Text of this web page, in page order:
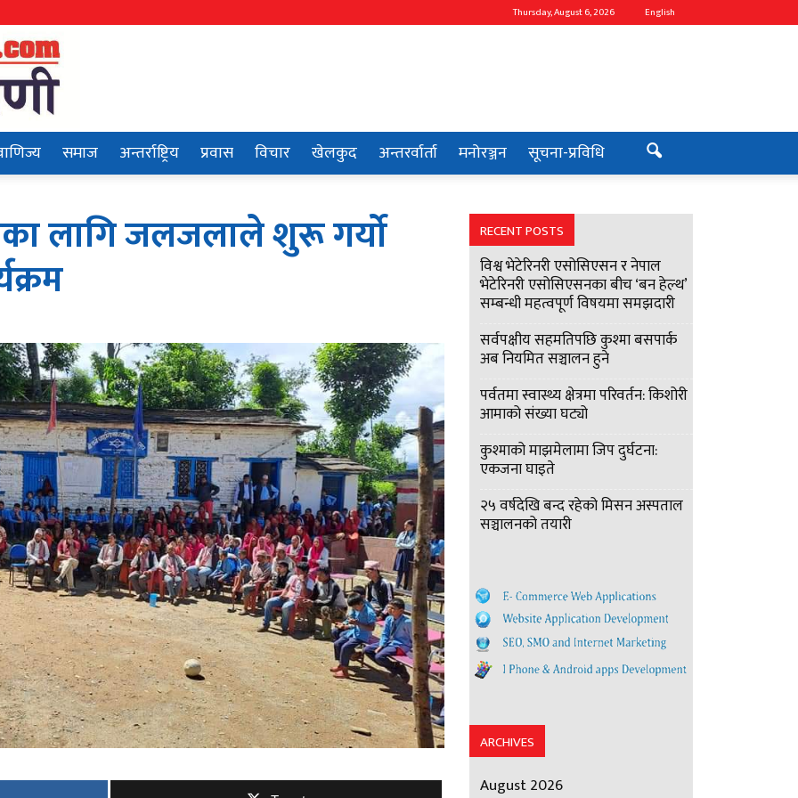
Thursday, August 6, 2026 English
समाज अन्तर्राष्ट्रिय प्रवास विचार खेलकुद अन्तरर्वार्ता मनोरञ्जन सूचना-प्रविधि
लागि जलजलाले शुरू गर्यो RECENT POSTS
विश्व भेटेरिनरी एसोसिएसन र नेपाल
भेटेरिनरी एसोसिएसनका बीच ‘बन हेल्थ’
सम्बन्धी महत्वपूर्ण विषयमा समझदारी
सर्वपक्षीय सहमतिपछि कुश्मा बसपार्क
अब नियमित सञ्चालन हुने
पर्वतमा स्वास्थ्य क्षेत्रमा परिवर्तन: किशोरी
आमाको संख्या घट्यो
कुश्माको माझमेलामा जिप दुर्घटना:
एकजना घाइते
२५ वर्षदेखि बन्द रहेको मिसन अस्पताल
सञ्चालनको तयारी
ARCHIVES
August 2026